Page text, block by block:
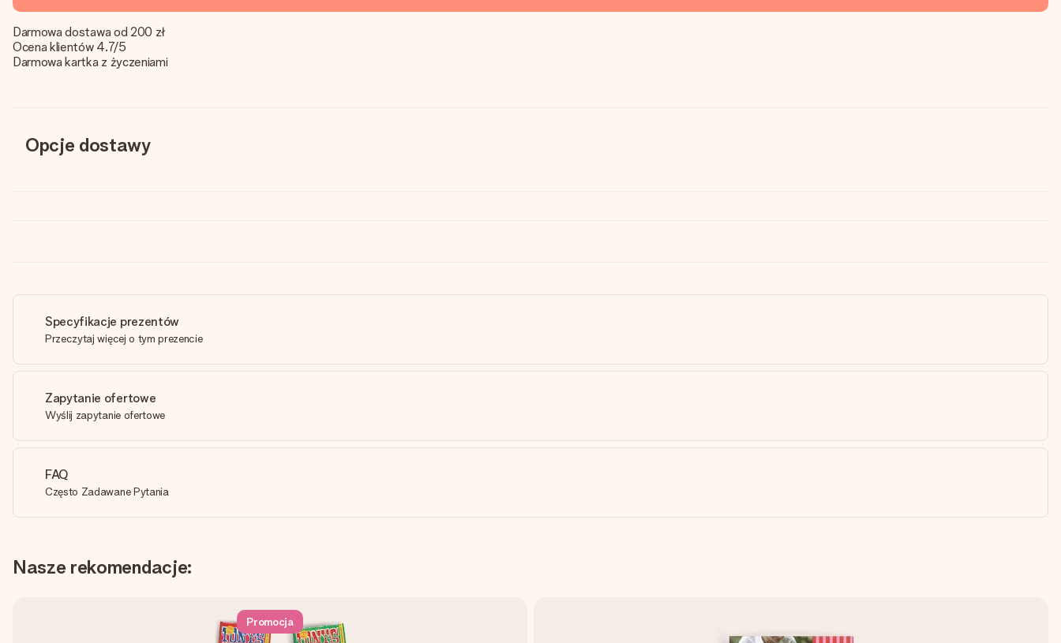
Darmowa dostawa od 200 zł
Ocena klientów 4.7/5
Darmowa kartka z życzeniami
Opcje dostawy
Specyfikacje prezentów
Przeczytaj więcej o tym prezencie
Zapytanie ofertowe
Wyślij zapytanie ofertowe
FAQ
Często Zadawane Pytania
Nasze rekomendacje:
Promocja